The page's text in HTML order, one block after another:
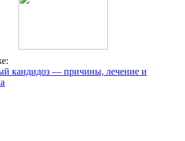
кандидоз — причины, лечение и